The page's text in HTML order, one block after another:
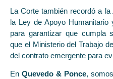
La Corte también recordó a
la Ley de Apoyo
para garantizar que cumpla
que el Ministerio del Trabajo
del contrato emergente para
EnQuevedo & Ponce,